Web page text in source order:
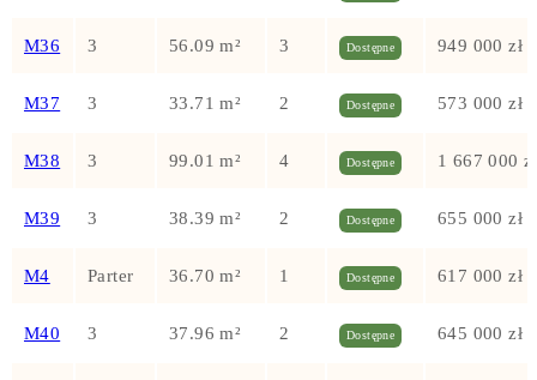
M36 3 56.09 m² 3 Dostępne 949 000 zł
M37 3 33.71 m² 2 Dostępne 573 000 zł
M38 3 99.01 m² 4 Dostępne 1 667 000 zł
M39 3 38.39 m² 2 Dostępne 655 000 zł
M4 Parter 36.70 m² 1 Dostępne 617 000 zł
M40 3 37.96 m² 2 Dostępne 645 000 zł